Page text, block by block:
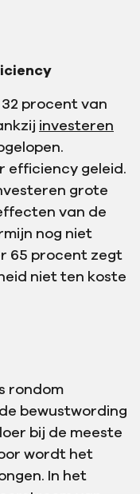
procent van
investeren
efficiency geleid.
grote
van de
nog niet
65 procent zegt
niet ten koste
rondom
bewustwording
bij de meeste
wordt het
In het